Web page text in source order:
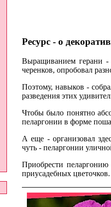
Ресурс - о
Выращиванием герани -
черенков, опробовал
Поэтому, навыков -
разведения этих
Чтобы было понятно
пеларгонии в форме
А еще - организовал
чуть - пеларгонии
Приобрести
приусадебных